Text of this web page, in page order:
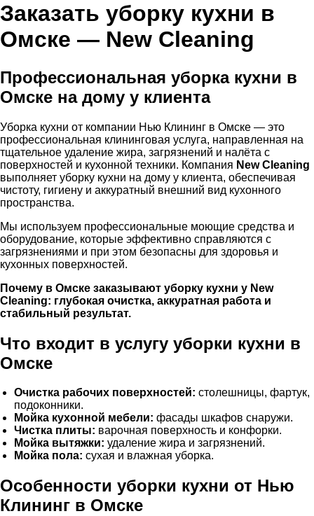
Заказать уборку кухни в
Омске — New Cleaning
Профессиональная уборка кухни в
Омске на дому у клиента
Уборка кухни от компании Нью Клининг в Омске — это
профессиональная клининговая услуга, направленная на
тщательное удаление жира, загрязнений и налёта с
поверхностей и кухонной техники. Компания New Cleaning
выполняет уборку кухни на дому у клиента, обеспечивая
чистоту, гигиену и аккуратный внешний вид кухонного
пространства.
Мы используем профессиональные моющие средства и
оборудование, которые эффективно справляются с
загрязнениями и при этом безопасны для здоровья и
кухонных поверхностей.
Почему в Омске заказывают уборку кухни у New
Cleaning: глубокая очистка, аккуратная работа и
стабильный результат.
Что входит в услугу уборки кухни в
Омске
Очистка рабочих поверхностей: столешницы, фартук,
подоконники.
Мойка кухонной мебели: фасады шкафов снаружи.
Чистка плиты: варочная поверхность и конфорки.
Мойка вытяжки: удаление жира и загрязнений.
Мойка пола: сухая и влажная уборка.
Особенности уборки кухни от Нью
Клининг в Омске